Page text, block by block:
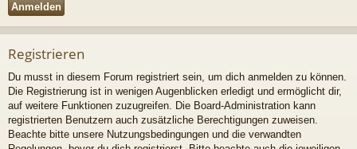
Registrieren
Du musst in diesem Forum registriert sein, um dich anmelden zu können.
Die Registrierung ist in wenigen Augenblicken erledigt und ermöglicht dir,
auf weitere Funktionen zuzugreifen. Die Board-Administration kann
registrierten Benutzern auch zusätzliche Berechtigungen zuweisen.
Beachte bitte unsere Nutzungsbedingungen und die verwandten